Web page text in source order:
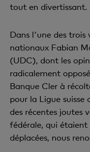
tout en divertissant.
Dans l'une des trois
nationaux Fabian
(UDC), dont les
radicalement
Banque Cler à
pour la Ligue suisse
des récentes joutes
fédérale, qui étaient
déplacées, nous